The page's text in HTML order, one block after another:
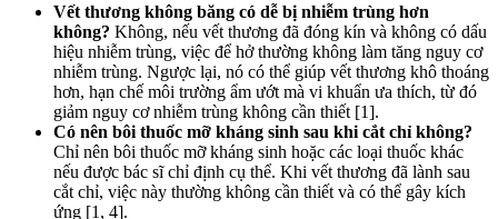
Vết thương không băng có dễ bị nhiễm trùng hơn
không? Không, nếu vết thương đã đóng kín và không có dấu
hiệu nhiễm trùng, việc để hở thường không làm tăng nguy cơ
nhiễm trùng. Ngược lại, nó có thể giúp vết thương khô thoáng
hơn, hạn chế môi trường ẩm ướt mà vi khuẩn ưa thích, từ đó
giảm nguy cơ nhiễm trùng không cần thiết [1].
Có nên bôi thuốc mỡ kháng sinh sau khi cắt chỉ không?
Chỉ nên bôi thuốc mỡ kháng sinh hoặc các loại thuốc khác
nếu được bác sĩ chỉ định cụ thể. Khi vết thương đã lành sau
cắt chỉ, việc này thường không cần thiết và có thể gây kích
ứng [1, 4].